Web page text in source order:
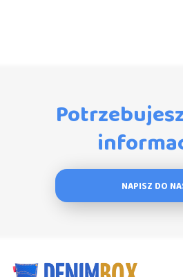
NAPISZ DO